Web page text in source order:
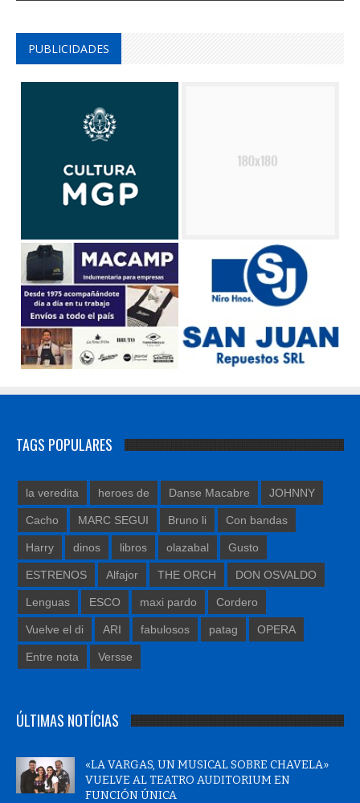
PUBLICIDADES
TAGS POPULARES
la veredita heroes de Danse Macabre JOHNNY
Cacho MARC SEGUI Bruno li Con bandas
Harry dinos libros olazabal Gusto
ESTRENOS Alfajor THE ORCH DON OSVALDO
Lenguas ESCO maxi pardo Cordero
Vuelve el di ARI fabulosos patag OPERA
Entre nota Versse
ÚLTIMAS NOTÍCIAS
«LA VARGAS, UN MUSICAL SOBRE CHAVELA»
VUELVE AL TEATRO AUDITORIUM EN
FUNCIÓN ÚNICA